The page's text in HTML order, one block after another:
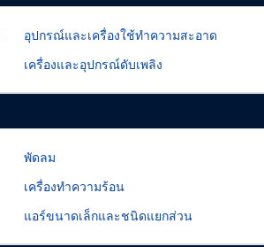
อุปกรณ์และเครื่องใช้ทำความสะอาด
เครื่องและอุปกรณ์ดับเพลิง
พัดลม
เครื่องทำความร้อน
แอร์ขนาดเล็กและชนิดแยกส่วน